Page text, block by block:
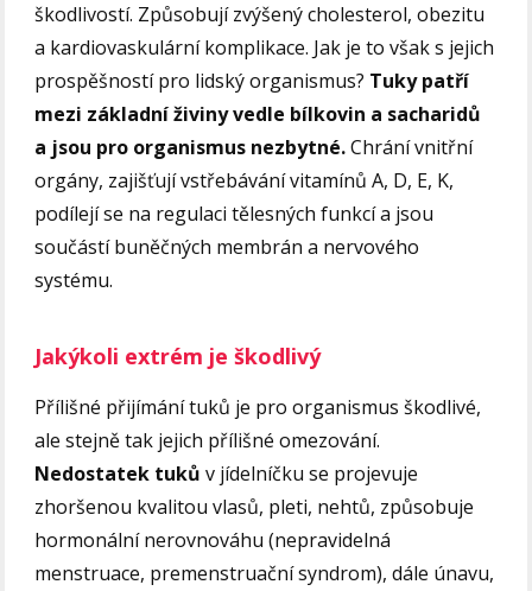
škodlivostí. Způsobují zvýšený cholesterol, obezitu
a kardiovaskulární komplikace. Jak je to však s jejich
prospěšností pro lidský organismus? Tuky patří
mezi základní živiny vedle bílkovin a sacharidů
a jsou pro organismus nezbytné.Chrání vnitřní
orgány, zajišťují vstřebávání vitamínů A, D, E, K,
podílejí se na regulaci tělesných funkcí a jsou
součástí buněčných membrán a nervového
systému.
Jakýkoli extrém je škodlivý
Přílišné přijímání tuků je pro organismus škodlivé,
ale stejně tak jejich přílišné omezování.
Nedostatek tuků v jídelníčku se projevuje
zhoršenou kvalitou vlasů, pleti, nehtů, způsobuje
hormonální nerovnováhu (nepravidelná
menstruace, premenstruační syndrom), dále únavu,